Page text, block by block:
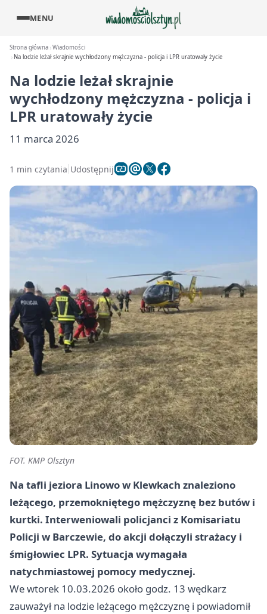
MENU
Strona główna Wiadomości
Na lodzie leżał skrajnie wychłodzony mężczyzna - policja i LPR uratowały życie
Na lodzie leżał skrajnie
wychłodzony mężczyzna - policja i
LPR uratowały życie
11 marca 2026
1 min czytania Udostępnij
FOT. KMP Olsztyn
Na tafli jeziora Linowo w Klewkach znaleziono
leżącego, przemokniętego mężczyznę bez butów i
kurtki. Interweniowali policjanci z Komisariatu
Policji w Barczewie, do akcji dołączyli strażacy i
śmigłowiec LPR. Sytuacja wymagała
natychmiastowej pomocy medycznej.
We wtorek 10.03.2026 około godz. 13 wędkarz
zauważył na lodzie leżącego mężczyznę i powiadomił